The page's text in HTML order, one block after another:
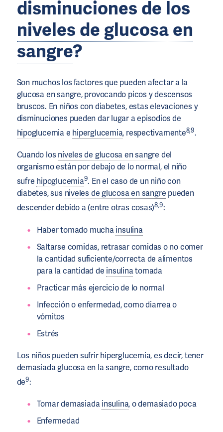
disminuciones de los
niveles de glucosa en
sangre?
Son muchos los factores que pueden afectar a la
glucosa en sangre, provocando picos y descensos
bruscos. En niños con diabetes, estas elevaciones y
disminuciones pueden dar lugar a episodios de
hipoglucemiae hiperglucemia, respectivamente8,9.
Cuando los niveles de glucosa en sangre del
organismo están por debajo de lo normal, el niño
sufre hipoglucemia9. En el caso de un niño con
diabetes, sus niveles de glucosa en sangre pueden
descender debido a (entre otras cosas)8,9:
Haber tomado muchainsulina
Saltarse comidas, retrasar comidas o no comer
la cantidad suficiente/correcta de alimentos
para la cantidad de insulinatomada
Practicar más ejercicio de lo normal
Infección o enfermedad, como diarrea o
vómitos
Estrés
Los niños pueden sufrirhiperglucemia, es decir, tener
demasiada glucosa en la sangre, como resultado
de9:
Tomar demasiadainsulina, o demasiado poca
Enfermedad